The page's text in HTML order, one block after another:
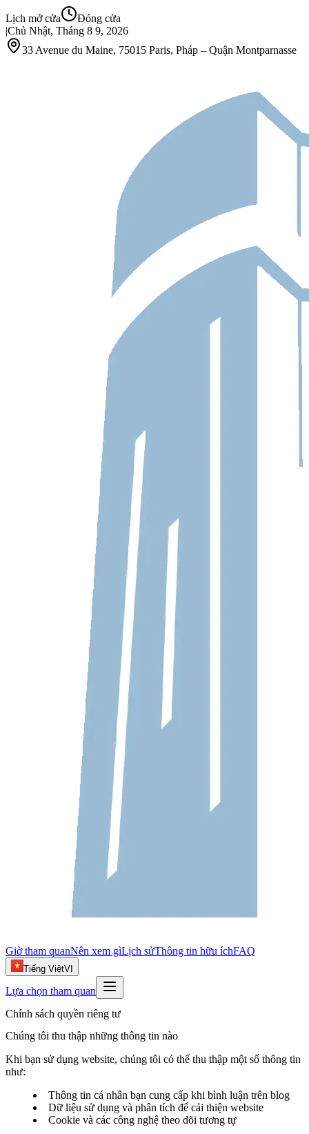
Lịch mở cửa
Đóng cửa
|Chủ Nhật, Tháng 8 9, 2026
33 Avenue du Maine, 75015 Paris, Pháp – Quận Montparnasse
Giờ tham quanNên xem gìLịch sửThông tin hữu íchFAQ
Tiếng ViệtVI
Lựa chọn tham quan
Chính sách quyền riêng tư
Chúng tôi thu thập những thông tin nào
Khi bạn sử dụng website, chúng tôi có thể thu thập một số thông tin
như:
Thông tin cá nhân bạn cung cấp khi bình luận trên blog
Dữ liệu sử dụng và phân tích để cải thiện website
Cookie và các công nghệ theo dõi tương tự